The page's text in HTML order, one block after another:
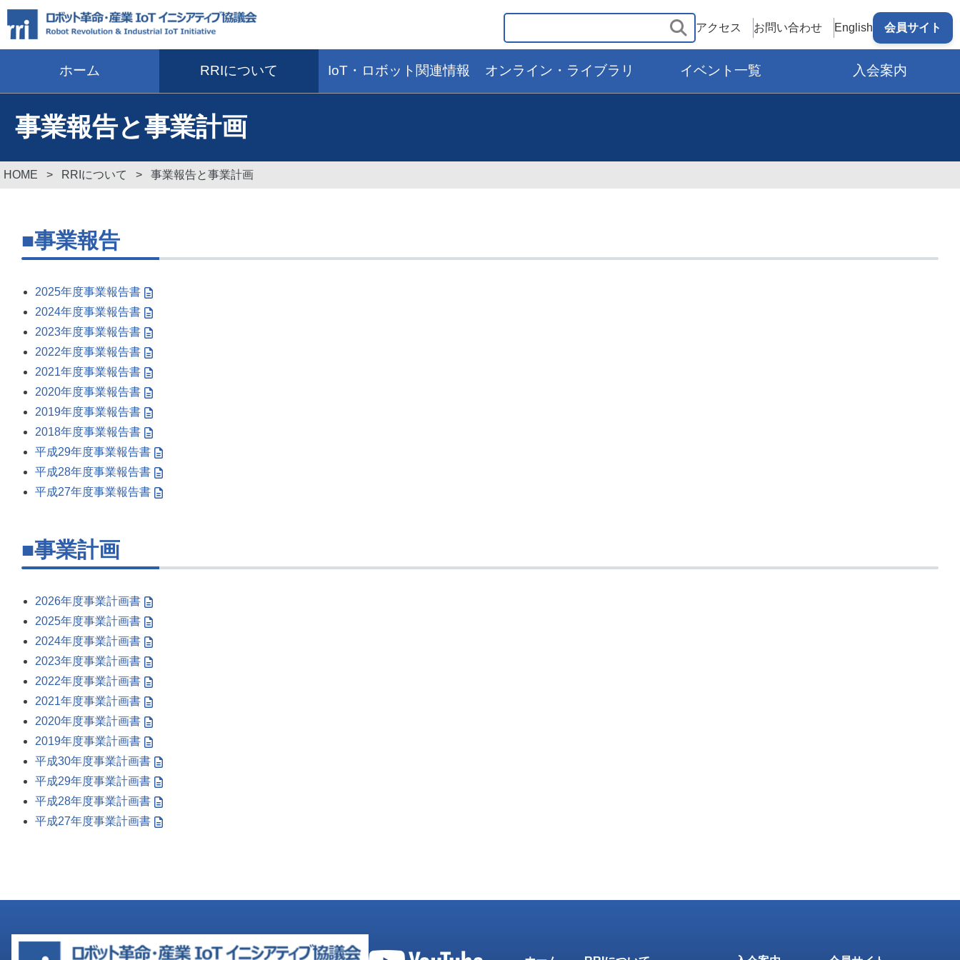
アクセス お問い合わせ English 会員サイト
ホーム RRIについて IoT・ロボット関連情報 オンライン・ライブラリ イベント一覧 入会案内
事業報告と事業計画
HOME > RRIについて > 事業報告と事業計画
■事業報告
2025年度事業報告書
2024年度事業報告書
2023年度事業報告書
2022年度事業報告書
2021年度事業報告書
2020年度事業報告書
2019年度事業報告書
2018年度事業報告書
平成29年度事業報告書
平成28年度事業報告書
平成27年度事業報告書
■事業計画
2026年度事業計画書
2025年度事業計画書
2024年度事業計画書
2023年度事業計画書
2022年度事業計画書
2021年度事業計画書
2020年度事業計画書
2019年度事業計画書
平成30年度事業計画書
平成29年度事業計画書
平成28年度事業計画書
平成27年度事業計画書